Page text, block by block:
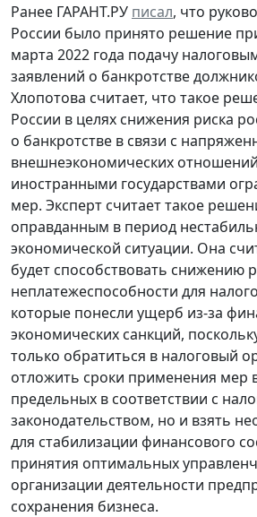
Ранее ГАРАНТ.РУ писал, что
России было принято решение
марта 2022 года подачу
заявлений о банкротстве
Хлопотова считает, что такое
России в целях снижения риска
о банкротстве в связи с
внешнеэкономических
иностранными государствами
мер. Эксперт считает такое
оправданным в период
экономической ситуации. Она
будет способствовать снижению
неплатежеспособности для
которые понесли ущерб из-за
экономических санкций,
только обратиться в налоговый
отложить сроки применения мер
предельных в соответствии с
законодательством, но и взять
для стабилизации финансового
принятия оптимальных
организации деятельности
сохранения бизнеса.